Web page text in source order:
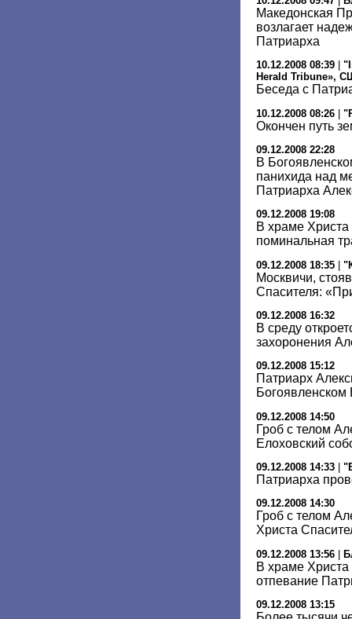
Македонская
возлагает
Патриарха
10.12.2008 08:39
Herald Tribune»,
Беседа с
10.12.2008 08:26 |
Окончен путь
09.12.2008 22:28
В
панихида над
Патриарха
09.12.2008 19:08
В храме Христа
поминальная
09.12.2008 18:35 |
Москвичи,
Спасителя:
09.12.2008 16:32
В среду
захоронения
09.12.2008 15:12
Патриарх
Богоявленском
09.12.2008 14:50
Гроб с телом
Елоховский
09.12.2008 14:33
Патриарха
09.12.2008 14:30
Гроб с телом
Христа
09.12.2008 13:56 |
В храме
отпевание
09.12.2008 13:15